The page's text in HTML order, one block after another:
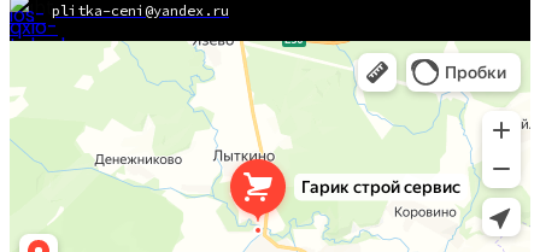
plitka-ceni@yandex.ru